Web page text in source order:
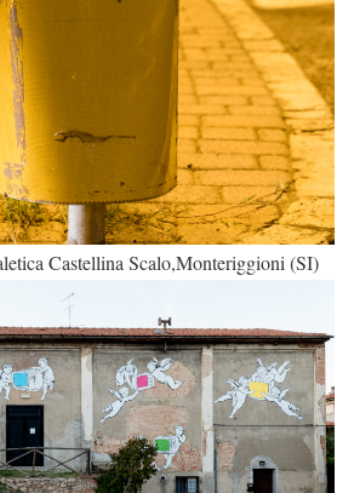
Castellina Scalo,Monteriggioni (SI)